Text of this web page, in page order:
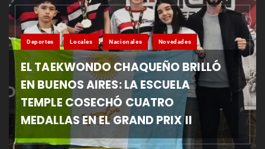
Deportes Locales Nacionales Novedades
EL TAEKWONDO CHAQUEÑO BRILLÓ
EN BUENOS AIRES: LA ESCUELA
TEMPLE COSECHÓ CUATRO
MEDALLAS EN EL GRAND PRIX II